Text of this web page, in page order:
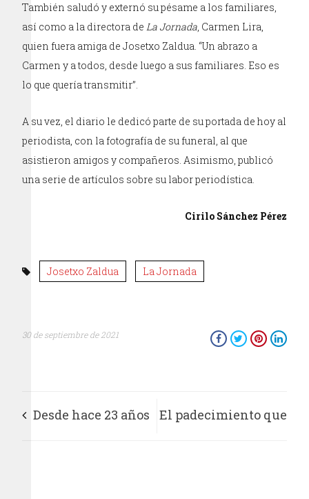
También saludó y externó su pésame a los familiares,
así como a la directora deLa Jornada, Carmen Lira,
quien fuera amiga de Josetxo Zaldua. “Un abrazo a
Carmen y a todos, desde luego a sus familiares. Eso es
lo que quería transmitir”.
A su vez, el diario le dedicó parte de su portada de hoy al
periodista, con la fotografía de su funeral, al que
asistieron amigos y compañeros. Asimismo, publicó
una serie de artículos sobre su labor periodística.
Cirilo Sánchez Pérez
Josetxo Zaldua La Jornada
30 de septiembre de 2021
Desde hace 23 años El padecimiento que